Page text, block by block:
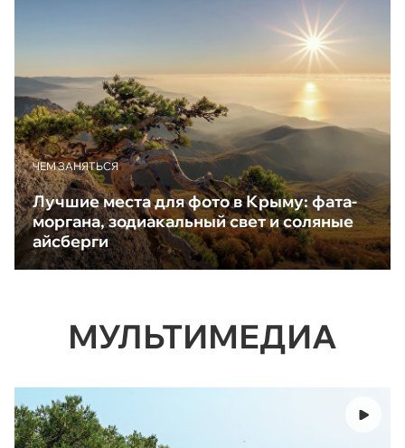
ЧЕМ ЗАНЯТЬСЯ
Лучшие места для фото в Крыму: фата-
моргана, зодиакальный свет и соляные
айсберги
МУЛЬТИМЕДИА